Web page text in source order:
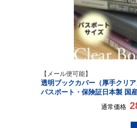
【メール便可能】
透明ブックカバー（厚手クリ
パスポート・保険証日本製 国
通常価格